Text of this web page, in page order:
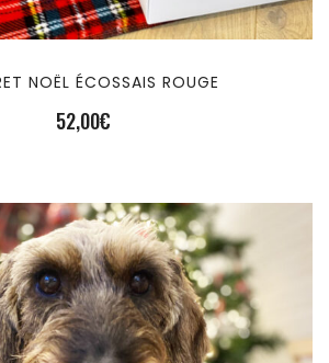
NOËL ÉCOSSAIS ROUGE
52,00€